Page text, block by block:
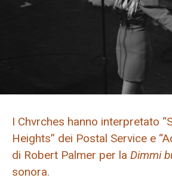
I Chvrches hanno interpretato
Heights” dei Postal Service e
di Robert Palmer per la Dimmi
sonora.